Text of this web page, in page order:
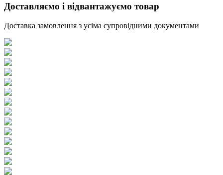
Доставляємо і відвантажуємо товар
Доставка замовлення з усіма супровідними документами